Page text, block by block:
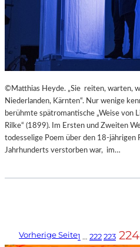
©Matthias Heyde. „Sie reiten, warten,
Niederlanden, Kärnten“. Nur wenige
berühmte spätromantische „Weise von
Rilke“ (1899). Im Ersten und Zweiten
todesselige Poem über den 18-jährigen
Jahrhunderts verstorben war, im…
Vorherige Seite1 … 222223 224